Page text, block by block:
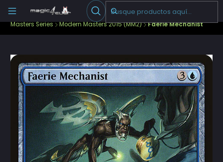
Escribenos
Cartas Sueltas Magic Ediciones Especiales
Masters Series Modern Masters 2015 (MM2) Faerie Mechanist